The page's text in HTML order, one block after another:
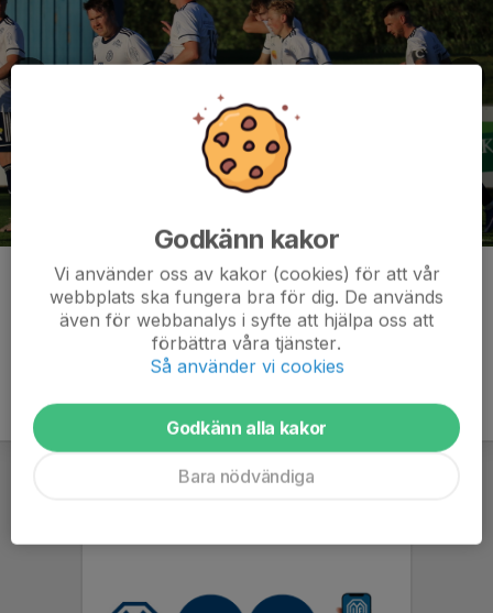
Kommentarer
Godkänn kakor
Vi använder oss av kakor (cookies) för att vår
webbplats ska fungera bra för dig. De används
även för webbanalys i syfte att hjälpa oss att
förbättra våra tjänster.
Så använder vi cookies
Godkänn alla kakor
Bara nödvändiga